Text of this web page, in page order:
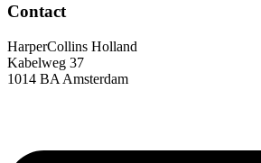
Contact
HarperCollins Holland
Kabelweg 37
1014 BA Amsterdam